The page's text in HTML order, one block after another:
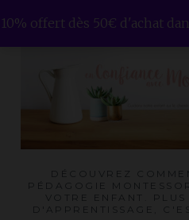
to
DÉCOUVREZ
PÉDAGOGIE
VOTRE ENFANT.
D'APPRENTISSAGE,
10% offert dès 50€ d'achat